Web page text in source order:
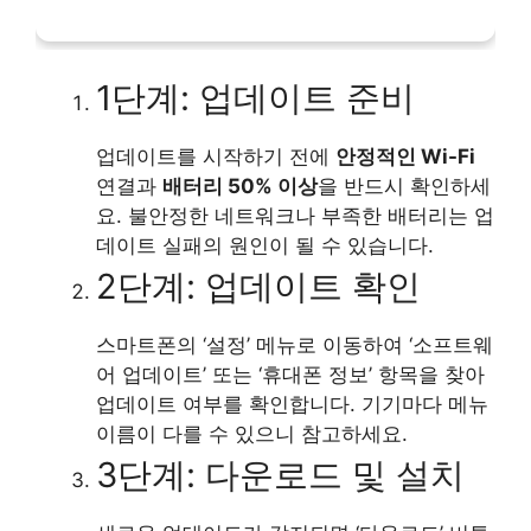
1단계: 업데이트 준비
업데이트를 시작하기 전에 안정적인 Wi-Fi
연결과 배터리 50% 이상을 반드시 확인하세
요. 불안정한 네트워크나 부족한 배터리는 업
데이트 실패의 원인이 될 수 있습니다.
2단계: 업데이트 확인
스마트폰의 ‘설정’ 메뉴로 이동하여 ‘소프트웨
어 업데이트’ 또는 ‘휴대폰 정보’ 항목을 찾아
업데이트 여부를 확인합니다. 기기마다 메뉴
이름이 다를 수 있으니 참고하세요.
3단계: 다운로드 및 설치